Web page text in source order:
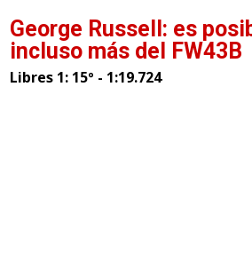
George Russell: es
incluso más del FW43B
Libres 1: 15º - 1:19.724